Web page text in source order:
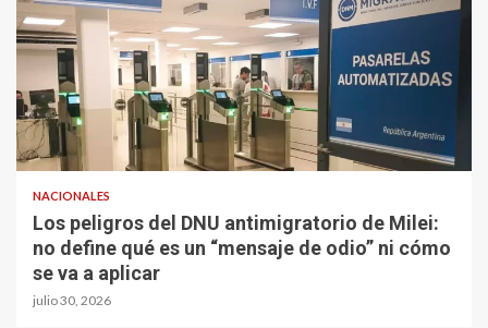
NACIONALES
Los peligros del DNU antimigratorio de Milei:
no define qué es un “mensaje de odio” ni cómo
se va a aplicar
julio 30, 2026